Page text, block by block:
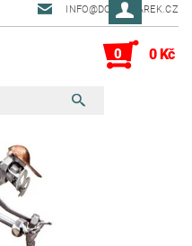
INFO@DOBRYDAREK.CZ
0 0 Kč